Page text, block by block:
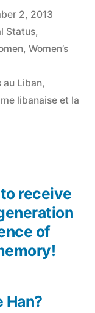
2, 2013
Status,
, Women’s
au Liban,
libanaise et la
Han?
receive
of